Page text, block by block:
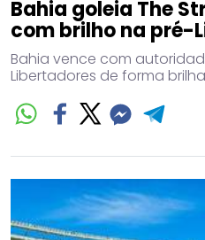
Bahia goleia The
com brilho na pré-
Bahia vence com
Libertadores de forma